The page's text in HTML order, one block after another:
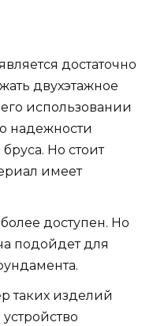
достаточно
двухэтажное
использовании
надежности
Но стоит
имеет
доступен. Но
подойдет для
таких изделий